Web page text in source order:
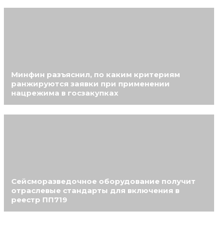
Минфин разъяснил, по каким критериям
ранжируются заявки при применении
нацрежима в госзакупках
Сейсморазведочное оборудование получит
отраслевые стандарты для включения в
реестр ПП719